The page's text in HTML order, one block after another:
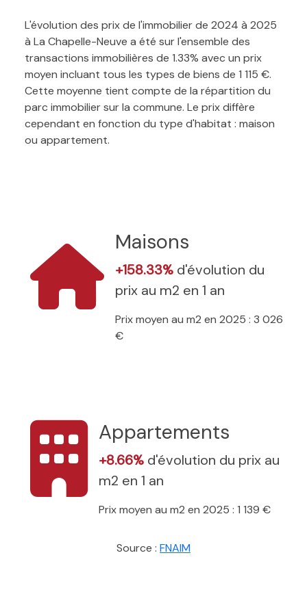
L'évolution des prix de l'immobilier de 2024 à 2025
à La Chapelle-Neuve a été sur l'ensemble des
transactions immobilières de 1.33% avec un prix
moyen incluant tous les types de biens de 1 115 €.
Cette moyenne tient compte de la répartition du
parc immobilier sur la commune. Le prix diffère
cependant en fonction du type d'habitat : maison
ou appartement.
Maisons
+158.33% d'évolution du
prix au m2 en 1 an
Prix moyen au m2 en 2025 : 3 026
€
Appartements
+8.66% d'évolution du prix au
m2 en 1 an
Prix moyen au m2 en 2025 : 1 139 €
Source : FNAIM